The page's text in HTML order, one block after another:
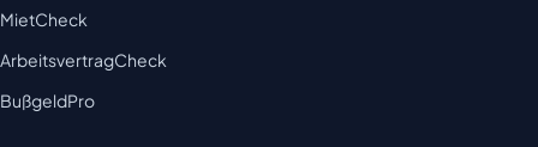
MietCheck
ArbeitsvertragCheck
BußgeldPro